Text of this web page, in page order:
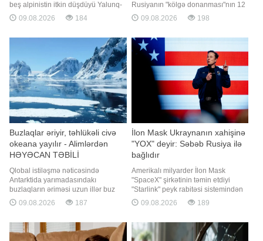
beş alpinistin itkin düşdüyü Yalunq-
Ri dağı ərazisində beş meyit
aşkarlayıblar. Tapılan meyitlərin itkin
olmadığı hələlik müəyyən edilməyib.
"Report" "Reuters"ə istinadən xəbər
verir ki, itki
09.08.2026 184
Rusiyanın "kölgə donanması"nın 12
gəmisini vurub. "Report" xəbər verir
ki, bu barədə Ukraynanın Pilotsuz
Robert Brovdi teleqram kanalında
bildirib. Məlumata əsasən, gəmilər
avqustun 1-8-
09.08.2026 198
Buzlaqlar əriyir, təhlükəli civə
okeana yayılır - Alimlərdən
HƏYƏCAN TƏBİLİ
Qlobal istiləşmə nəticəsində
Antarktida yarımadasındakı
buzlaqların əriməsi uzun illər buz
altında qalmış civənin Cənub
okeanına daha sürətlə yayılmasına
"PNAS" elmi jurnalında dərc olunan
araşdırmada bildirilir. Alimlərin
09.08.2026 187
İlon Mask Ukraynanın xahişinə
"YOX" deyir: Səbəb Rusiya ilə
bağlıdır
Amerikalı milyarder İlon Mask
"SpaceX" şirkətinin təmin etdiyi
"Starlink" peyk rabitəsi sistemindən
Rusiyanın dərinliklərinə zərbələr
endirmək məqsədilə istifadə
Ukraynanın xahişini qəbul etmir.
xəbər verir ki, bu barədə "The
09.08.2026 189